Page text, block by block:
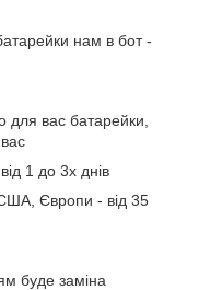
нам в бот -
для вас батарейки,
1 до 3х днів
Європи - від 35
буде заміна